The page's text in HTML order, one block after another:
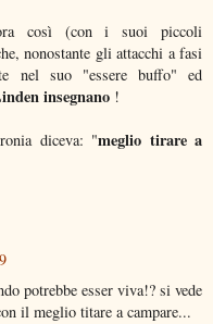
così (con i suoi piccoli
nonostante gli attacchi a fasi
nel suo "essere buffo" ed
insegnano !
diceva: "meglio tirare a
potrebbe esser viva!? si vede
il meglio titare a campare...